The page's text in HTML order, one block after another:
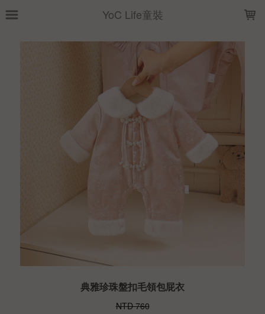
YoC Life童裝
典雅珍珠盤扣毛領包屁衣
NTD 760